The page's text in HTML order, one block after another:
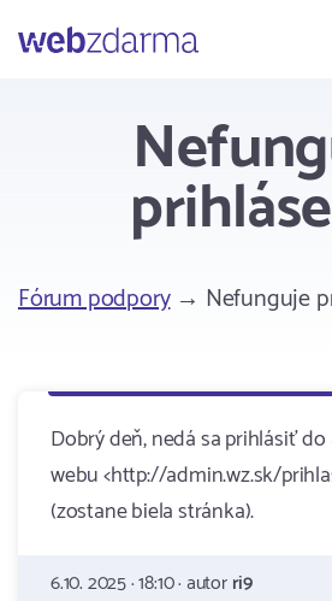
Webzdarma
Fórum podpory→ Nefunguje
Dobrý deň, nedá sa prihlásiť
webu <http://admin.wz.sk/
(zostane biela stránka).
6.10. 2025 · 18:10 · autorri9